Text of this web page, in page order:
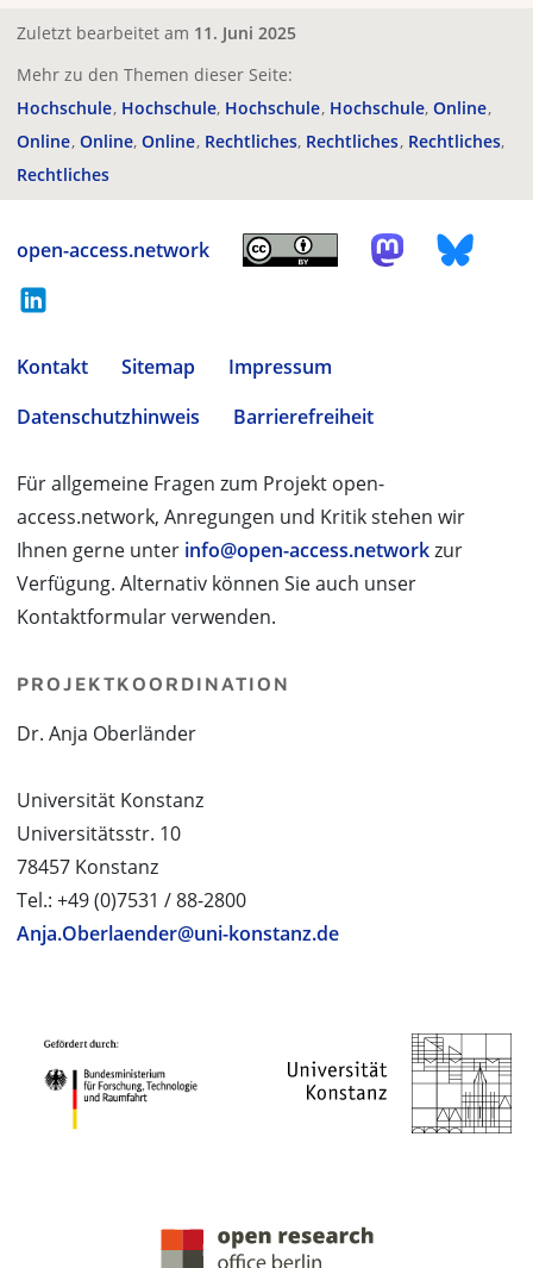
Zuletzt bearbeitet am 11. Juni 2025
Mehr zu den Themen dieser Seite:
Hochschule Hochschule Hochschule Hochschule Online
Online Online Online Rechtliches Rechtliches Rechtliches
Rechtliches
open-access.network
Kontakt Sitemap
Impressum
Datenschutzhinweis
Barrierefreiheit
Für allgemeine Fragen zum Projekt open-
access.network, Anregungen und Kritik stehen wir
Ihnen gerne unter info@open-access.networkzur
Verfügung. Alternativ können Sie auch unser
Kontaktformular verwenden.
PROJEKTKOORDINATION
Dr. Anja Oberländer
Universität Konstanz
Universitätsstr. 10
78457 Konstanz
Tel.: +49 (0)7531 / 88-2800
Anja.Oberlaender@uni-konstanz.de